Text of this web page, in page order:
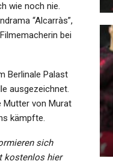
wie noch nie.
“Alcarràs”,
bei
Berlinale Palast
ausgezeichnet.
Mutter von Murat
kämpfte.
sich
kostenlos hier
Wirtz Fehlt
Nach
Nov 21, 2025